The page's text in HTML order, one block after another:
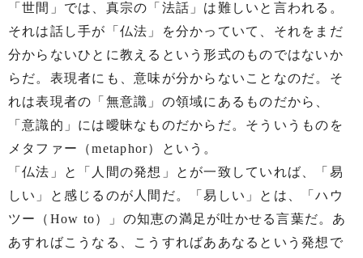
「世間」では、真宗の「法話」は難しいと言われる。
それは話し手が「仏法」を分かっていて、それをまだ
分からないひとに教えるという形式のものではないか
らだ。表現者にも、意味が分からないことなのだ。そ
れは表現者の「無意識」の領域にあるものだから、
「意識的」には曖昧なものだからだ。そういうものを
メタファー（metaphor）という。
「仏法」と「人間の発想」とが一致していれば、「易
しい」と感じるのが人間だ。「易しい」とは、「ハウ
ツー（How to）」の知恵の満足が吐かせる言葉だ。あ
あすればこうなる、こうすればああなるという発想で